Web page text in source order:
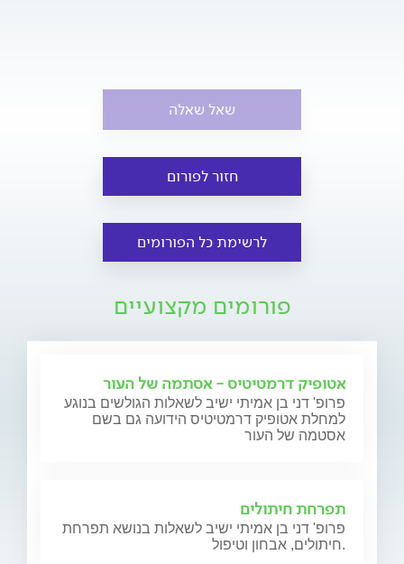
שאל שאלה
חזור לפורום
לרשימת כל הפורומים
פורומים מקצועיים
אטופיק דרמטיטיס - אסתמה של העור
פרופ' דני בן אמיתי ישיב לשאלות הגולשים בנוגע
למחלת אטופיק דרמטיטיס הידועה גם בשם
אסטמה של העור
תפרחת חיתולים
פרופ' דני בן אמיתי ישיב לשאלות בנושא תפרחת
חיתולים, אבחון וטיפול.